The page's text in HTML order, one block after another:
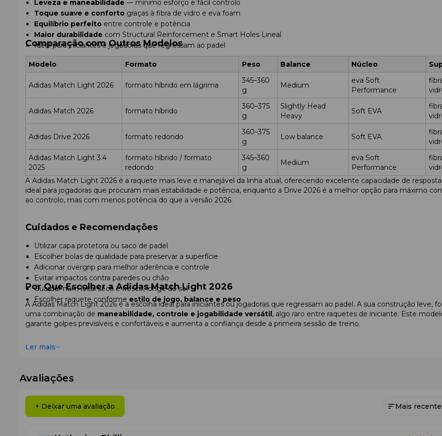
Leveza e maneabilidade — mínimo esforço e fácil controlo
Toque suave e conforto graças à fibra de vidro e eva foam
Equilíbrio perfeito entre controle e potência
Maior durabilidade com Structural Reinforcement e Smart Holes Lineal
Ideal para iniciantes e jogadoras que regressam ao padel
Comparação com Outros Modelos
Modelo Formato Peso Balance Núcleo
Adidas Match Light 2026 formato híbrido em lágrima
345–360
g
Medium
eva Soft
Performance
Adidas Match 2026 formato híbrido
360–375
g
Slightly Head
Heavy
Soft EVA
Adidas Drive 2026 formato redondo
360–375
g
Low balance Soft EVA
Adidas Match Light 3.4
2025
formato híbrido / formato
redondo
345–360
g
Medium
eva Soft
Performance
A Adidas Match Light 2026 é a raquete mais leve e manejável da linha atual, oferecendo excelente capacidade de
ideal para jogadoras que procuram mais estabilidade e potência, enquanto a Drive 2026 é a melhor opção para máximo
ao controlo, mas com menos potência do que a versão 2026.
Cuidados e Recomendações
Utilizar capa protetora ou saco de padel
Escolher bolas de qualidade para preservar a superfície
Adicionar overgrip para melhor aderência e controle
Evitar impactos contra paredes ou chão
Guardar num local seco e fresco, longe do sol
Escolher raquete conforme estilo de jogo, balance e peso
Por Que Escolher a Adidas Match Light 2026
A Adidas Match Light 2026 é a escolha ideal para iniciantes ou jogadoras que regressam ao padel. A sua construção
uma combinação de maneabilidade, controle e jogabilidade versátil, algo raro entre raquetes de iniciante. Este
garante golpes previsíveis e confortáveis e aumenta a confiança desde a primeira sessão de treino.
Ler mais
Avaliações
+ Deixar uma avaliação Mais